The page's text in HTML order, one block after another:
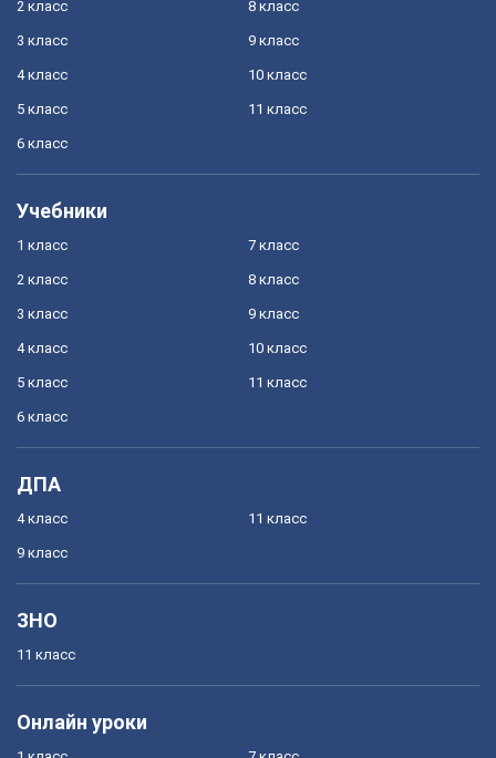
2 класс
3 класс
4 класс
5 класс
6 класс
8 класс
9 класс
10 класс
11 класс
Учебники
1 класс
2 класс
3 класс
4 класс
5 класс
6 класс
7 класс
8 класс
9 класс
10 класс
11 класс
ДПА
4 класс
9 класс
11 класс
ЗНО
11 класс
Онлайн уроки